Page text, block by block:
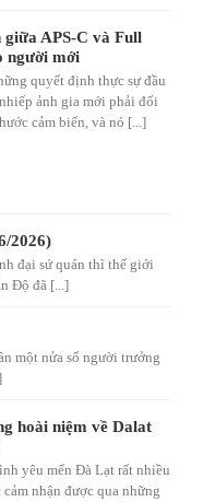
giữa APS-C và Full
người mới
quyết định thực sự đầu
ảnh gia mới phải đối
cảm biến, và nó [...]
2026)
đại sứ quán thì thế giới
Độ đã [...]
một nửa số người trưởng
hoài niệm về Dalat
yêu mến Đà Lạt rất nhiều
nhận được qua những